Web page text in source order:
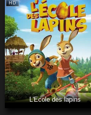
HD
L'Ecole des lapins